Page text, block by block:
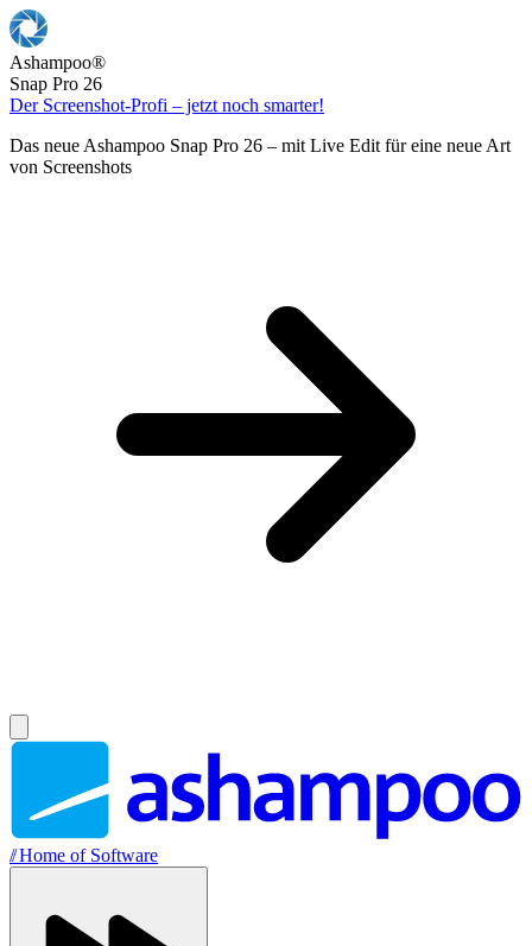
Ashampoo®
Snap Pro 26
Der Screenshot-Profi – jetzt noch smarter!
Das neue Ashampoo Snap Pro 26 – mit Live Edit für eine neue Art
von Screenshots
//Home of Software